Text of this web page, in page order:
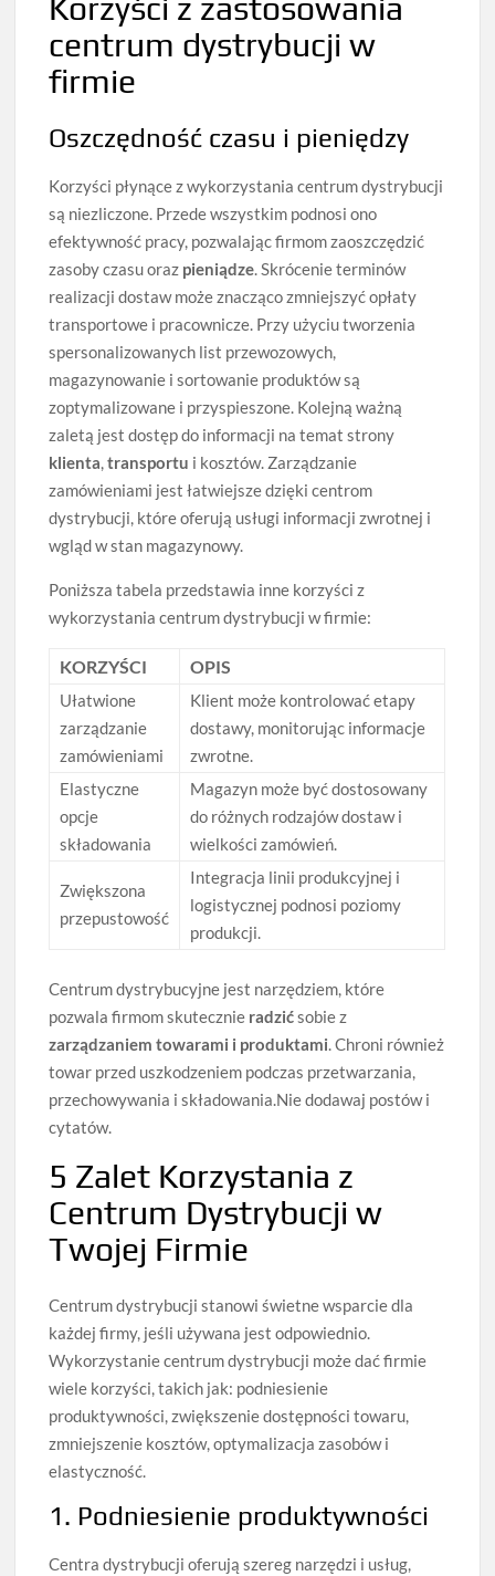
Korzyści z zastosowania
centrum dystrybucji w
firmie
Oszczędność czasu i pieniędzy
Korzyści płynące z wykorzystania centrum dystrybucji
są niezliczone. Przede wszystkim podnosi ono
efektywność pracy, pozwalając firmom zaoszczędzić
zasoby czasu oraz pieniądze. Skrócenie terminów
realizacji dostaw może znacząco zmniejszyć opłaty
transportowe i pracownicze. Przy użyciu tworzenia
spersonalizowanych list przewozowych,
magazynowanie i sortowanie produktów są
zoptymalizowane i przyspieszone. Kolejną ważną
zaletą jest dostęp do informacji na temat strony
klienta,transportu i kosztów. Zarządzanie
zamówieniami jest łatwiejsze dzięki centrom
dystrybucji, które oferują usługi informacji zwrotnej i
wgląd w stan magazynowy.
Poniższa tabela przedstawia inne korzyści z
wykorzystania centrum dystrybucji w firmie:
KORZYŚCI OPIS
Ułatwione
zarządzanie
zamówieniami
Klient może kontrolować etapy
dostawy, monitorując informacje
zwrotne.
Elastyczne
opcje
składowania
Magazyn może być dostosowany
do różnych rodzajów dostaw i
wielkości zamówień.
Zwiększona
przepustowość
Integracja linii produkcyjnej i
logistycznej podnosi poziomy
produkcji.
Centrum dystrybucyjne jest narzędziem, które
pozwala firmom skutecznie radzićsobie z
zarządzaniem towarami i produktami. Chroni również
towar przed uszkodzeniem podczas przetwarzania,
przechowywania i składowania.Nie dodawaj postów i
cytatów.
5 Zalet Korzystania z
Centrum Dystrybucji w
Twojej Firmie
Centrum dystrybucji stanowi świetne wsparcie dla
każdej firmy, jeśli używana jest odpowiednio.
Wykorzystanie centrum dystrybucji może dać firmie
wiele korzyści, takich jak: podniesienie
produktywności, zwiększenie dostępności towaru,
zmniejszenie kosztów, optymalizacja zasobów i
elastyczność.
1. Podniesienie produktywności
Centra dystrybucji oferują szereg narzędzi i usług,